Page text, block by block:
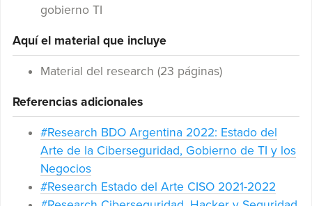
gobierno TI
Aquí el material que incluye
Material del research (23 páginas)
Referencias adicionales
#Research BDO Argentina 2022: Estado del
Arte de la Ciberseguridad, Gobierno de TI y los
Negocios
#Research Estado del Arte CISO 2021-2022